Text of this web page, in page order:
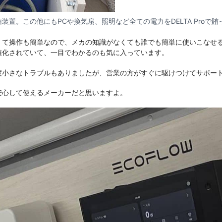
置。この他にもPCや換気扇、照明など全ての電力をDELTA Proで賄
操作も簡単なので、メカの知識がなくても誰でも簡単に使いこなせ
されていて、一目でわかるのも気に入っています。
さなトラブルもありましたが、営業の方がすぐに駆けつけてサポー
して使えるメーカーだと思いますよ。